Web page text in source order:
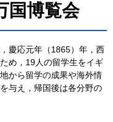
国博覧会
慶応元年（1865）年，西
め，19人の留学生をイギ
から留学の成果や海外情
与え，帰国後は各分野の